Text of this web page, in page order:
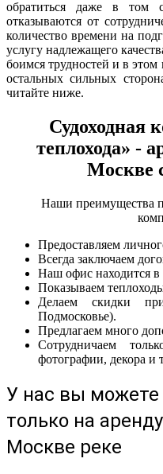
обратиться даже в том
отказываются от
количество времени на
услугу надлежащего
боимся трудностей и в
остальных сильных
читайте ниже.
Судоходная
теплохода» -
Москве
Наши преимущества
Предоставляем
Всегда заключаем
Наш офис находится в
Показываем
Делаем скидки
Подмосковье).
Предлагаем много
Сотрудничаем
фотографии, декора и
У нас вы можете
только на
Москве реке